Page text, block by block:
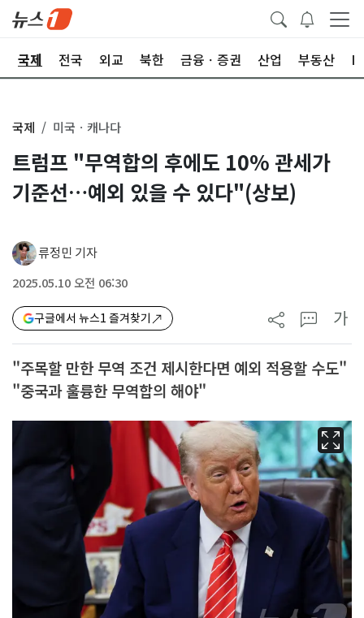
국제 전국 외교 북한 금융ㆍ증권 산업 부동산
국제 미국ㆍ캐나다
트럼프 "무역합의 후에도 10% 관세가
기준선…예외 있을 수 있다"(상보)
류정민 기자
2025.05.10 오전 06:30
구글에서 뉴스1 즐겨찾기 가
"주목할 만한 무역 조건 제시한다면 예외 적용할 수도"
"중국과 훌륭한 무역합의 해야"